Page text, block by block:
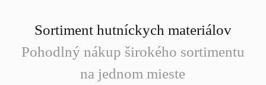
Sortiment hutníckych materiálov
Pohodlný nákup širokého sortimentu
na jednom mieste